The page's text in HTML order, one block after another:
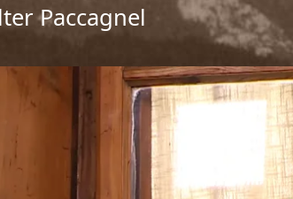
Paccagnel